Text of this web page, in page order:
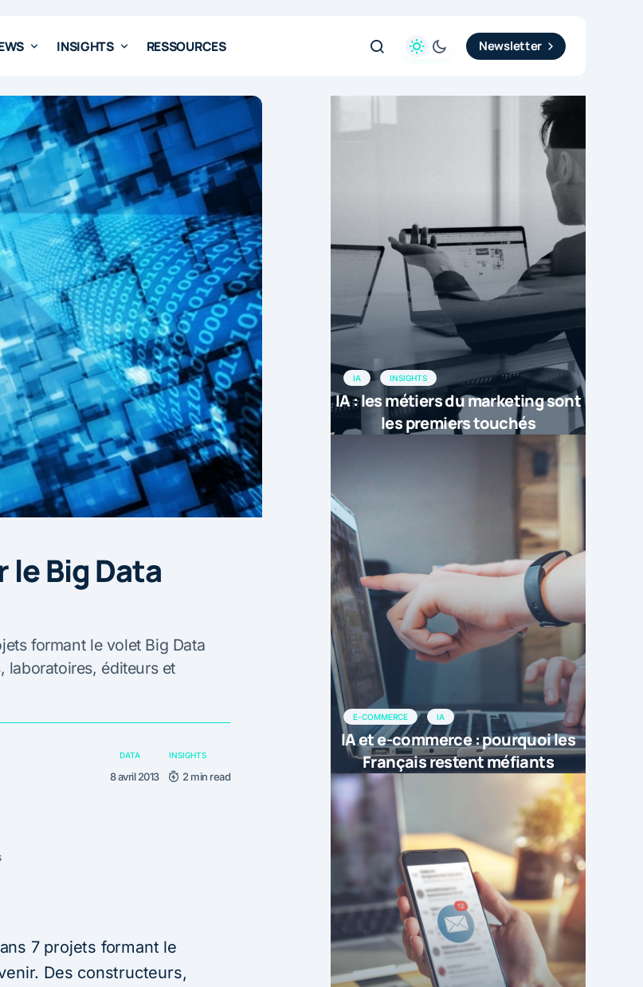
INSIGHTS RESSOURCES Newsletter
le Big Data
formant le volet Big Data
laboratoires, éditeurs et
DATA INSIGHTS
8 avril 2013 2 min read
7 projets formant le
Des constructeurs,
IA INSIGHTS
IA : les métiers du marketing sont
les premiers touchés
E-COMMERCE IA
IA et e-commerce : pourquoi les
Français restent méfiants